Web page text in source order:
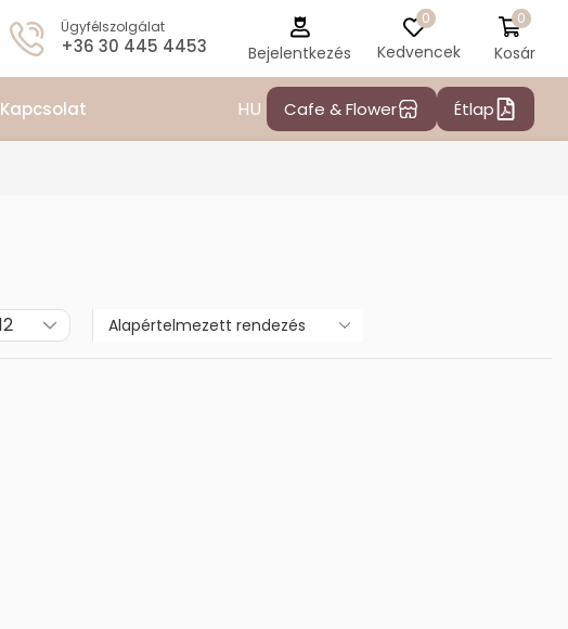
Ügyfélszolgálat
+36 30 445 4453 Bejelentkezés
0
Kedvencek
0
Kosár
Kapcsolat HU Cafe & Flower Étlap